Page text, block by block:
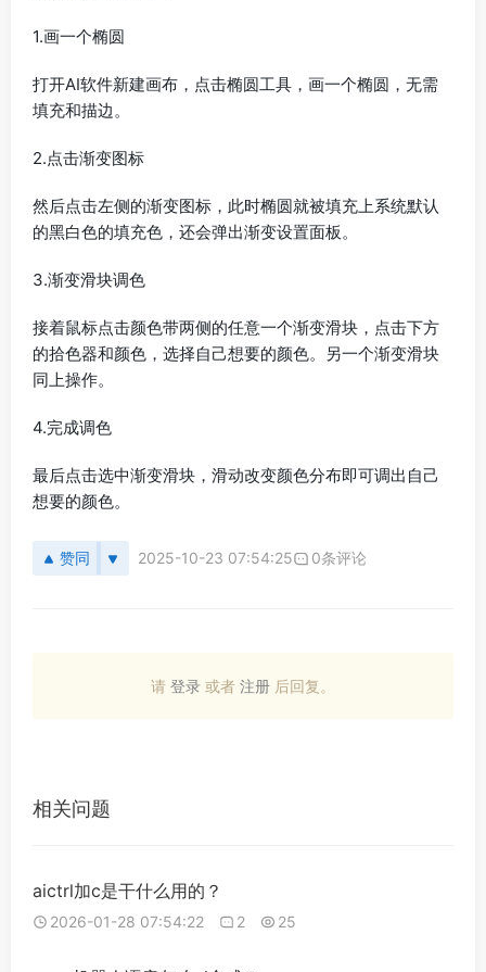
1.画一个椭圆
打开AI软件新建画布，点击椭圆工具，画一个椭圆，无需
填充和描边。
2.点击渐变图标
然后点击左侧的渐变图标，此时椭圆就被填充上系统默认
的黑白色的填充色，还会弹出渐变设置面板。
3.渐变滑块调色
接着鼠标点击颜色带两侧的任意一个渐变滑块，点击下方
的拾色器和颜色，选择自己想要的颜色。另一个渐变滑块
同上操作。
4.完成调色
最后点击选中渐变滑块，滑动改变颜色分布即可调出自己
想要的颜色。
赞同 2025-10-23 07:54:25 0条评论
请 登录 或者 注册 后回复。
相关问题
aictrl加c是干什么用的？
2026-01-28 07:54:22 2 25